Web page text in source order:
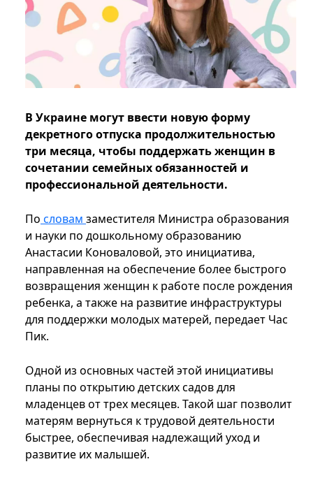
В Украине могут ввести новую форму
декретного отпуска продолжительностью
три месяца, чтобы поддержать женщин в
сочетании семейных обязанностей и
профессиональной деятельности.
По словам заместителя Министра образования
и науки по дошкольному образованию
Анастасии Коноваловой, это инициатива,
направленная на обеспечение более быстрого
возвращения женщин к работе после рождения
ребенка, а также на развитие инфраструктуры
для поддержки молодых матерей, передает Час
Пик.
Одной из основных частей этой инициативы
планы по открытию детских садов для
младенцев от трех месяцев. Такой шаг позволит
матерям вернуться к трудовой деятельности
быстрее, обеспечивая надлежащий уход и
развитие их малышей.